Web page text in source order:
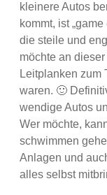
kleinere Autos
kommt, ist
die steile und
möchte an
Leitplanken zum
waren. 🙂
wendige Autos
Wer möchte,
schwimmen
Anlagen und
alles selbst